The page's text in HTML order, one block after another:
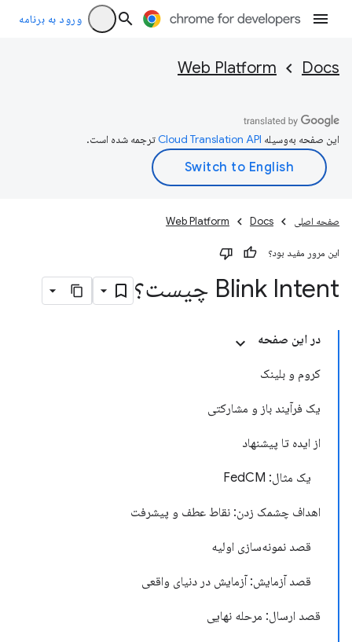
ورود به برنامه
Docs
Web Platform
این صفحه به‌وسیله ترجمه شده است.
صفحه اصلی Docs
Web Platform
این مرور مفید بود؟
Blink Intent چیست؟
در این صفحه
کروم و بلینک
یک فرآیند باز و مشارکتی
از ایده تا پیشنهاد
یک مثال: FedCM
اهداف چشمک زدن: نقاط عطف و پیشرفت
قصد نمونه‌سازی اولیه
قصد آزمایش: آزمایش در دنیای واقعی
قصد ارسال: مرحله نهایی